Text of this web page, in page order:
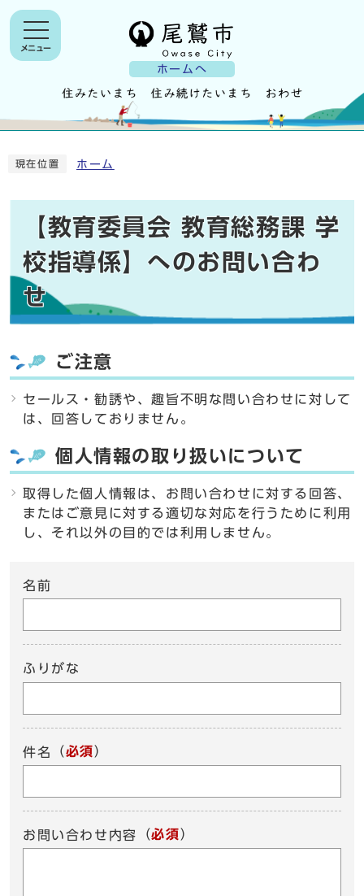
ホームへ
メニュー
現在位置 ホーム
【教育委員会 教育総務課 学
校指導係】へのお問い合わ
せ
ご注意
セールス・勧誘や、趣旨不明な問い合わせに対して
は、回答しておりません。
個人情報の取り扱いについて
取得した個人情報は、お問い合わせに対する回答、
またはご意見に対する適切な対応を行うために利用
し、それ以外の目的では利用しません。
名前
ふりがな
件名 （必須）
お問い合わせ内容 （必須）